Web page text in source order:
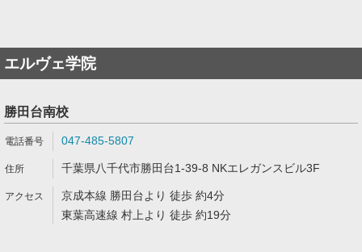
エルヴェ学院
勝田台南校
047-485-5807
千葉県八千代市勝田台1-39-8 NKエレガンスビル3F
京成本線 勝田台より 徒歩 約4分
東葉高速線 村上より 徒歩 約19分